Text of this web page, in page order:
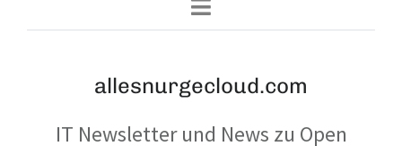
allesnurgecloud.com
IT Newsletter und News zu Open